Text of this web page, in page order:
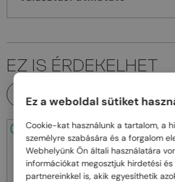
EZ IS ÉRDEKELHET
48/72 48/
Ez a weboldal sütiket
Cookie-kat használunk a tartalom, a
személyre szabására és a forgalom
Webhelyünk Ön általi használatára
információkat megosztjuk hirdetési és
partnereinkkel is, akik egyesíthetik